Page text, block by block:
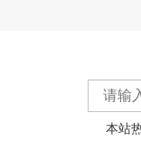
本站热